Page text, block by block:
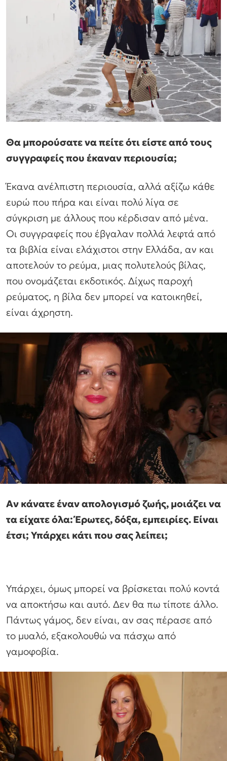
Θα μπορούσατε να πείτε ότι είστε από τους
συγγραφείς που έκαναν περιουσία;
Έκανα ανέλπιστη περιουσία, αλλά αξίζω κάθε
ευρώ που πήρα και είναι πολύ λίγα σε
σύγκριση με άλλους που κέρδισαν από μένα.
Οι συγγραφείς που έβγαλαν πολλά λεφτά από
τα βιβλία είναι ελάχιστοι στην Ελλάδα, αν και
αποτελούν το ρεύμα, μιας πολυτελούς βίλας,
που ονομάζεται εκδοτικός. Δίχως παροχή
ρεύματος, η βίλα δεν μπορεί να κατοικηθεί,
είναι άχρηστη.
Αν κάνατε έναν απολογισμό ζωής, μοιάζει να
τα είχατε όλα: Έρωτες, δόξα, εμπειρίες. Είναι
έτσι; Υπάρχει κάτι που σας λείπει;
Υπάρχει, όμως μπορεί να βρίσκεται πολύ κοντά
να αποκτήσω και αυτό. Δεν θα πω τίποτε άλλο.
Πάντως γάμος, δεν είναι, αν σας πέρασε από
το μυαλό, εξακολουθώ να πάσχω από
γαμοφοβία.